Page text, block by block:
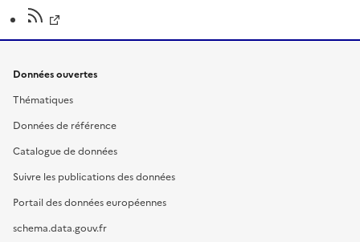
Données ouvertes
Thématiques
Données de référence
Catalogue de données
Suivre les publications des données
Portail des données européennes
schema.data.gouv.fr